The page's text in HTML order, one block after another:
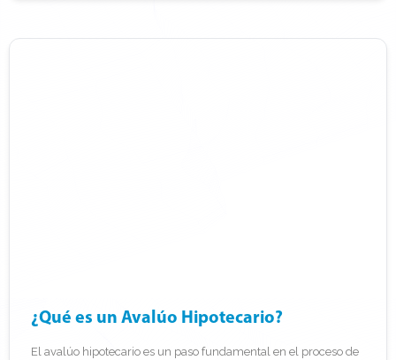
¿Qué es un Avalúo Hipotecario?
El avalúo hipotecario es un paso fundamental en el proceso de